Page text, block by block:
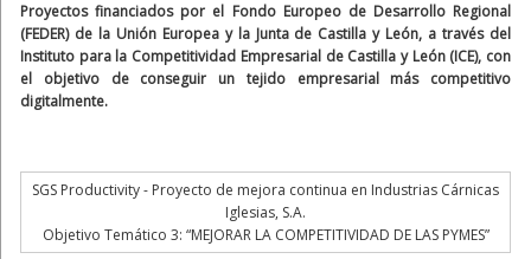
Proyectos financiados por el Fondo Europeo de Desarrollo Regional
(FEDER) de la Unión Europea y la Junta de Castilla y León, a través del
Instituto para la Competitividad Empresarial de Castilla y León (ICE), con
el objetivo de conseguir un tejido empresarial más competitivo
digitalmente.
SGS Productivity - Proyecto de mejora continua en Industrias Cárnicas
Iglesias, S.A.
Objetivo Temático 3: “MEJORAR LA COMPETITIVIDAD DE LAS PYMES”